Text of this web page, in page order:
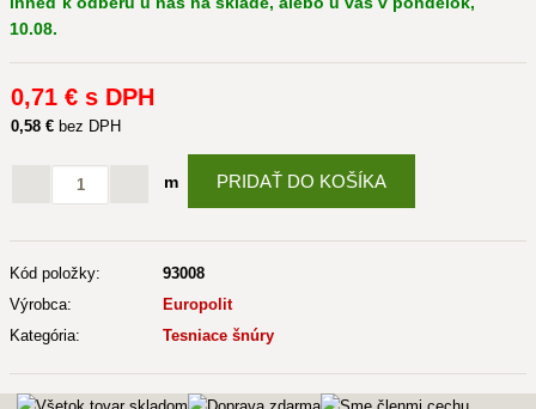
10.08.
0,71 € s DPH
0,58 € bez DPH
m PRIDAŤ DO KOŠÍKA
Kód položky:
93008
Výrobca:
Europolit
Kategória:
Tesniace šnúry